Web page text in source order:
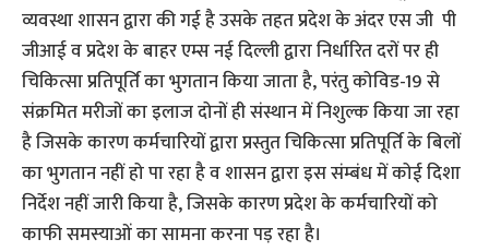
व्यवस्था शासन द्वारा की गई है उसके तहत प्रदेश के अंदर एस जी पी
जीआई व प्रदेश के बाहर एम्स नई दिल्ली द्वारा निर्धारित दरों पर ही
चिकित्सा प्रतिपूर्ति का भुगतान किया जाता है, परंतु कोविड-19 से
संक्रमित मरीजों का इलाज दोनों ही संस्थान में निशुल्क किया जा रहा
है जिसके कारण कर्मचारियों द्वारा प्रस्तुत चिकित्सा प्रतिपूर्ति के बिलों
का भुगतान नहीं हो पा रहा है व शासन द्वारा इस संम्बंध में कोई दिशा
निर्देश नहीं जारी किया है, जिसके कारण प्रदेश के कर्मचारियों को
काफी समस्याओं का सामना करना पड़ रहा है।